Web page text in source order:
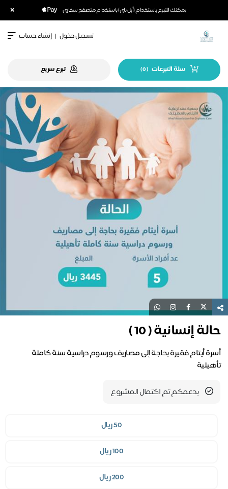
يمكنك التبرع باستخدام (أبل باي) باستخدام متصفح سفاري ×
تسجيل دخول | إنشاء حساب
سلة التبرعات (
0
) تبرع سريع
حالة إنسانية ( 10 )
أسرة أيتام فقيرة بحاجة إلى مصاريف ورسوم دراسية سنة كاملة
تأهيلية
بدعمكم تم اكتمال المشروع
50 ريال
100 ريال
200 ريال